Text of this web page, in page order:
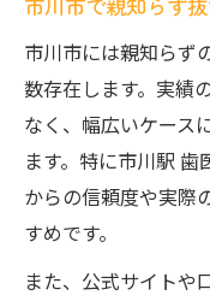
市川市には親知らず
数存在します。実績
なく、幅広いケース
ます。特に市川駅
からの信頼度や実際
すめです。
また、公式サイトや